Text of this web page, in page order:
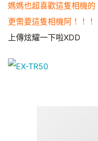
媽媽也超喜歡這隻相機的
更需要這隻相機阿！！！
上傳炫耀一下啦XDD